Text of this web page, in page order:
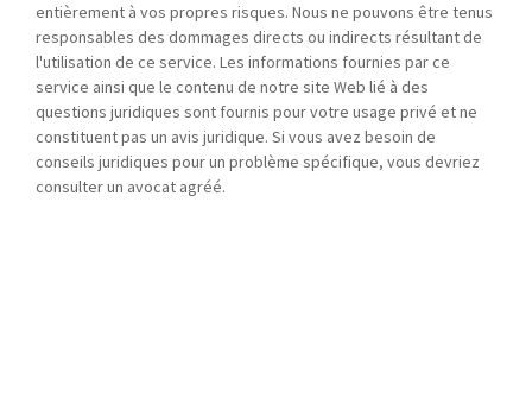
entièrement à vos propres risques. Nous ne pouvons être tenus
responsables des dommages directs ou indirects résultant de
l'utilisation de ce service. Les informations fournies par ce
service ainsi que le contenu de notre site Web lié à des
questions juridiques sont fournis pour votre usage privé et ne
constituent pas un avis juridique. Si vous avez besoin de
conseils juridiques pour un problème spécifique, vous devriez
consulter un avocat agréé.